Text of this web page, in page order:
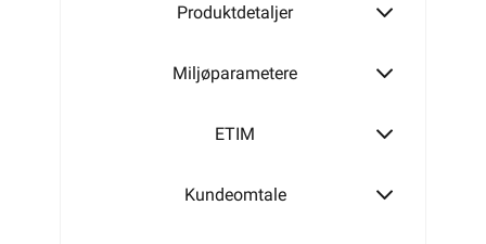
Produktdetaljer
Miljøparametere
ETIM
Kundeomtale